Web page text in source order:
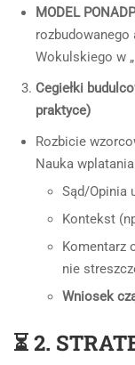
MODEL
rozbudowanego
Wokulskiego w
Cegiełki
praktyce)
Rozbicie
Nauka
Sąd/Opinia
Kontekst
Komentarz
nie
Wniosek
⏳ 2.